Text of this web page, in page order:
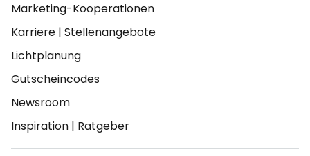
Marketing-Kooperationen
Karriere | Stellenangebote
Lichtplanung
Gutscheincodes
Newsroom
Inspiration | Ratgeber